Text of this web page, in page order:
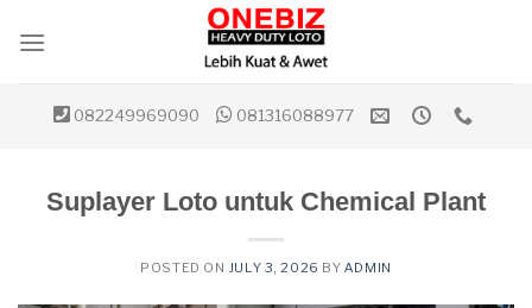
082249969090 081316088977
Suplayer Loto untuk Chemical Plant
POSTED ON JULY 3, 2026 BY ADMIN